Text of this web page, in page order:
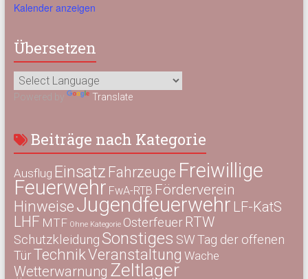
Kalender anzeigen
Übersetzen
Powered by Translate
Beiträge nach Kategorie
Ausflug Einsatz Fahrzeuge Freiwillige
Feuerwehr FwA-RTB Förderverein
HinweiseJugendfeuerwehr LF-KatS
LHF MTF Ohne Kategorie Osterfeuer RTW
SchutzkleidungSonstiges SWTag der offenen
TürTechnikVeranstaltung Wache
Wetterwarnung Zeltlager